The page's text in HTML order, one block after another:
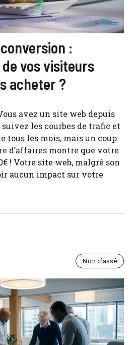
:
vos visiteurs
acheter ?
avez un site web depuis
les courbes de trafic et
tous les mois, mais un coup
d’affaires montre que votre
! Votre site web, malgré son
aucun impact sur votre
Non classé